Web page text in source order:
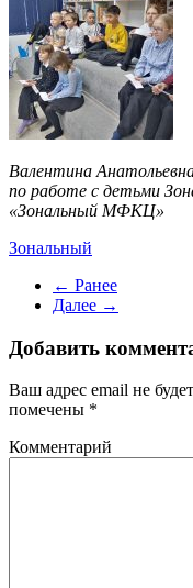
Валентина
по работе с детьми
«Зональный МФКЦ»
Зональный
← Ранее
Далее →
Добавить
Ваш адрес email не
помечены *
Комментарий